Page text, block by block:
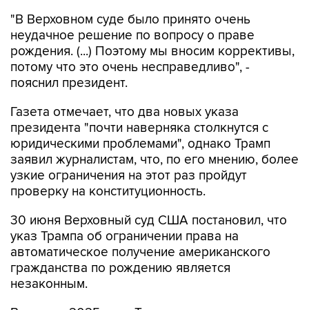
"В Верховном суде было принято очень
неудачное решение по вопросу о праве
рождения. (...) Поэтому мы вносим коррективы,
потому что это очень несправедливо", -
пояснил президент.
Газета отмечает, что два новых указа
президента "почти наверняка столкнутся с
юридическими проблемами", однако Трамп
заявил журналистам, что, по его мнению, более
узкие ограничения на этот раз пройдут
проверку на конституционность.
30 июня Верховный суд США постановил, что
указ Трампа об ограничении права на
автоматическое получение американского
гражданства по рождению является
незаконным.